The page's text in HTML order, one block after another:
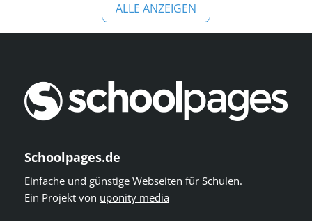
ALLE ANZEIGEN
Schoolpages.de
Einfache und günstige Webseiten für Schulen.
Ein Projekt von uponity media